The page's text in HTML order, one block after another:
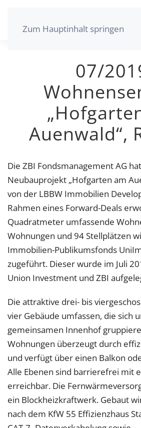
Zum Hauptinhalt springen
07/
Auenwald“,
Die ZBI Fondsmanagement AG
Neubauprojekt „Hofgarten am
von der LBBW Immobilien
Rahmen eines Forward-Deals
Quadratmeter umfassende
Wohnungen und 94 Stellplätzen
Immobilien-Publikumsfonds
zugeführt. Dieser wurde im Juli
Union Investment und ZBI
Die attraktive drei- bis
vier Gebäude umfassen, die sich
gemeinsamen Innenhof
Wohnungen überzeugt durch
und verfügt über einen Balkon
Alle Ebenen sind barrierefrei mit
erreichbar. Die
ein Blockheizkraftwerk. Gebaut
nach dem KfW 55 Effizienzhaus